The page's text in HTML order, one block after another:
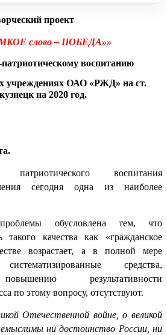
проект
слово – ПОБЕДА»»
воспитанию
учреждениях ОАО «РЖД» на ст.
на 2020 год.
патриотического воспитания
сегодня одна из наиболее
проблемы обусловлена тем, что
такого качества как «гражданское
возрастает, а в полной мере
средства,
результативности
по этому вопросу, отсутствуют.
Отечественной войне, о великой
ни достоинство России, ни